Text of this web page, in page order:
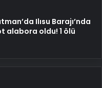
Ilısu Barajı’nda
alabora oldu! 1 ölü